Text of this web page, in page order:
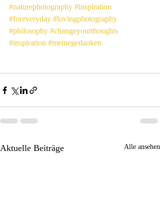
#naturephotography #inspiration
#foreveryday #lovingphotography
#philosophy #changeyourthoughts
#inspiration #meinegedanken
Aktuelle Beiträge Alle ansehen